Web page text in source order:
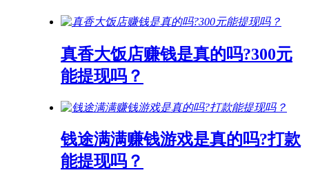
真香大饭店赚钱是真的吗?300元
能提现吗？
钱途满满赚钱游戏是真的吗?打款
能提现吗？